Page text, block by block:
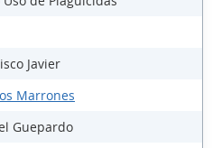
Javier
Marrones
Guepardo